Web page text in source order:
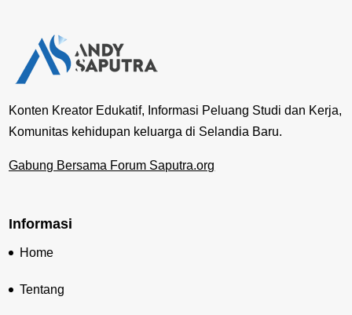
Konten Kreator Edukatif, Informasi Peluang Studi dan Kerja,
Komunitas kehidupan keluarga di Selandia Baru.
Gabung Bersama Forum Saputra.org
Informasi
Home
Tentang